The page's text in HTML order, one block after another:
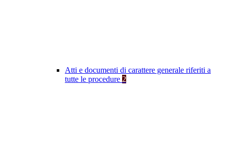
Atti e documenti di carattere generale riferiti a
tutte le procedure 2